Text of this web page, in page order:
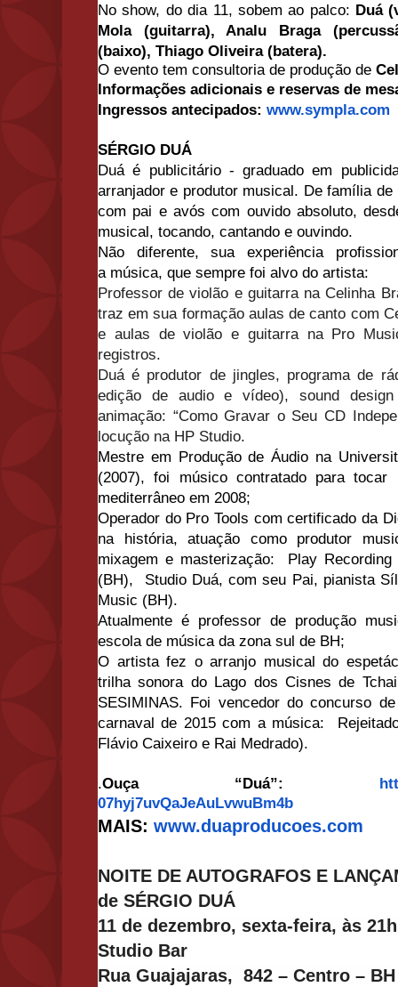
No show, do dia 11, sobem ao palco: Duá
Mola (guitarra), Analu Braga
(baixo), Thiago Oliveira (batera).
O evento tem consultoria de produção de
Informações adicionais e reservas de
Ingressos antecipados: www.sympla.com
SÉRGIO DUÁ
Duá é publicitário - graduado em
arranjador e produtor musical. De família
com pai e avós com ouvido absoluto,
musical, tocando, cantando e ouvindo.
Não diferente, sua experiência
amúsica, que sempre foi alvo do artista:
Professor de violão e guitarra na Celinha
traz em sua formação aulas de canto com
e aulas de violão e guitarra na Pro
registros.
Duá é produtor de jingles, programa de
edição de audio e vídeo), sound
animação: “Como Gravar o Seu CD
locução na HP Studio.
Mestre em Produção de Áudio na
(2007), foi músico contratado para
mediterrâneo em 2008;
Operador do Pro Tools com certificado da
na história, atuação como produtor
mixagem e masterização: Play
(BH), Studio Duá, com seu Pai, pianista
Music (BH).
Atualmente é professor de produção
escola de música da zona sul de BH;
O artista fez o arranjo musical do
trilha sonora do Lago dos Cisnes de
SESIMINAS. Foi vencedor do concurso
carnaval de 2015 com a música:
Flávio Caixeiro e Rai Medrado).
.Ouça “Duá”:
07hyj7uvQaJeAuLvwuBm4b
MAIS: www.duaproducoes.com
NOITE DE AUTOGRAFOS E
de SÉRGIO DUÁ
11 de dezembro, sexta-feira, às 21h
Studio Bar
Rua Guajajaras, 842 – Centro –